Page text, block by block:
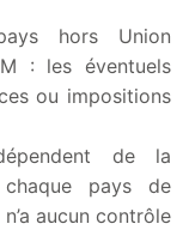
hors Union
: les éventuels
ou impositions
de la
pays de
n’a aucun contrôle